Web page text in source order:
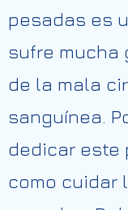
pesadas es
sufre mucha
de la mala
sanguínea.
dedicar este
como cuidar